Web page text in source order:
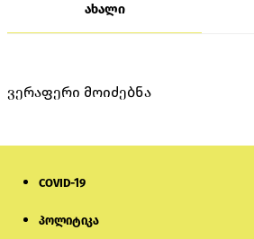
ახალი
ვერაფერი მოიძებნა
COVID-19
პოლიტიკა